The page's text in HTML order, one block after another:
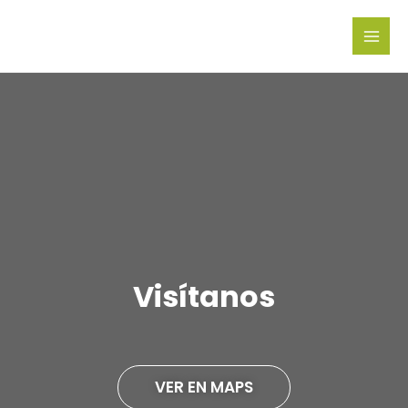
Visítanos
VER EN MAPS